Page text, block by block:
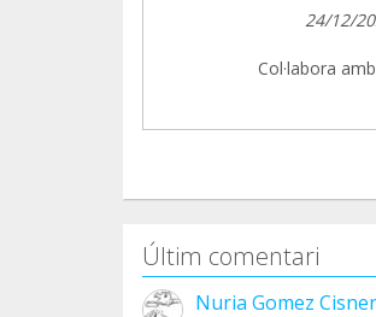
24/12/
Col·labora amb
Últim comentari
Nuria Gomez